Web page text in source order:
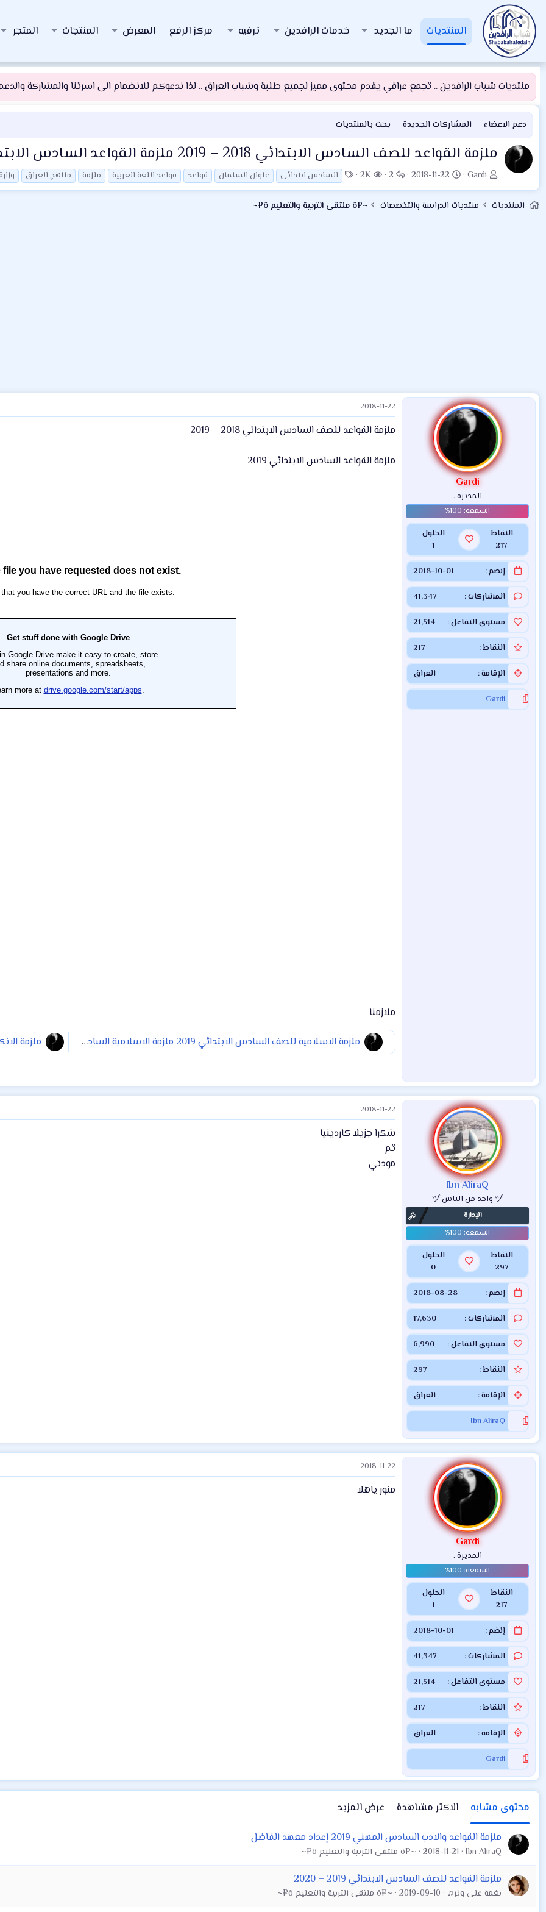
المنتديات ما الجديد خدمات الرافدين ترفيه مركز الرفع المعرض المنتجات المتجر
منتديات شباب الرافدين .. تجمع عراقي يقدم محتوى مميز لجميع طلبة وشباب العراق .. لذا ندعوكم للانضمام الى اسرتنا والمشاركة
دعم الاعضاء المشاركات الجديدة بحث بالمنتديات
ملزمة القواعد للصف السادس الابتدائي 2018 – 2019 ملزمة القواعد السادس الابتدائي 2019 أ.علوان السلمان
ب
ا
د
Gardi
ت
ا
ر
2018-11-22
ا
ل
ر
2
ا
ل
م
2K
ا
ل
و
السادس ابتدائي علوان السلمان قواعد قواعد اللغة العربية ملزمة مناهج العراق
المنتديات منتديات الدراسة والتخصصات ~¤ô ملتقى التربية والتعليم ô¤~
Gardi
المديرة .
النقاط
217
الحلول
1
إنضم 2018-10-01
المشاركات 41,347
مستوى التفاعل 21,514
النقاط 217
الإقامة العراق
Gardi
2018-11-22
ملزمة القواعد للصف السادس الابتدائي 2018 – 2019
ملزمة القواعد السادس الابتدائي 2019
ملازمنا
ملزمة الاسلامية للصف السادس الابتدائي 2019 ملزمة الاسلامية السادس الابتدائي إعداد فيصل عبد الودود 2019
Ibn AliraQ
ヅ واحد من الناس ヅ
الإدارة
النقاط
297
الحلول
0
إنضم 2018-08-28
المشاركات 17,630
مستوى التفاعل 6,990
النقاط 297
الإقامة العراق
Ibn AliraQ
2018-11-22
شكرا جزيلا كاردينيا
تم
مودتي
Gardi
المديرة .
النقاط
217
الحلول
1
إنضم 2018-10-01
المشاركات 41,347
مستوى التفاعل 21,514
النقاط 217
الإقامة العراق
Gardi
2018-11-22
منور ياهلا
محتوى مشابه الاكثر مشاهدة
عرض المزيد
ملزمة القواعد والادب السادس المهني 2019 إعداد معهد الفاضل
Ibn AliraQ
2018-11-21 ~¤ô ملتقى التربية والتعليم ô¤~
ملزمة القواعد للصف السادس الابتدائي 2019 – 2020
نغمة على وتر♫ 2019-09-10 ~¤ô ملتقى التربية والتعليم ô¤~